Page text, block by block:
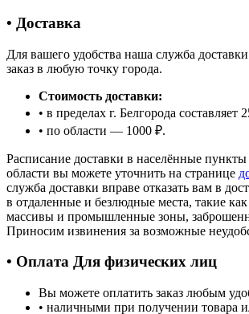
• Доставка
Для вашего удобства наша служба
заказ в любую точку города.
Стоимость доставки:
• в пределах г. Белгорода составляет
• по области — 1000 ₽.
Расписание доставки в населённые пункты
области вы можете уточнить на странице
служба доставки вправе отказать вам в
в отдаленные и безлюдные места, такие
массивы и промышленные зоны,
Приносим извинения за возможные
• Оплата Для физических лиц
Вы можете оплатить заказ любым
• наличными при получении товара